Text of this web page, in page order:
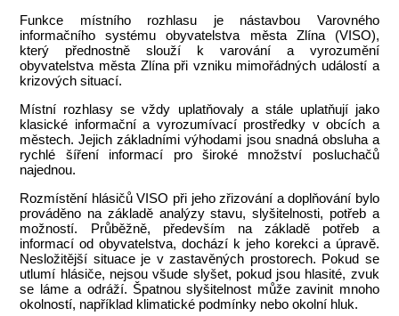
Funkce místního rozhlasu je nástavbou Varovného
informačního systému obyvatelstva města Zlína (VISO),
který přednostně slouží k varování a vyrozumění
obyvatelstva města Zlína při vzniku mimořádných událostí a
krizových situací.
Místní rozhlasy se vždy uplatňovaly a stále uplatňují jako
klasické informační a vyrozumívací prostředky v obcích a
městech. Jejich základními výhodami jsou snadná obsluha a
rychlé šíření informací pro široké množství posluchačů
najednou.
Rozmístění hlásičů VISO při jeho zřizování a doplňování bylo
prováděno na základě analýzy stavu, slyšitelnosti, potřeb a
možností. Průběžně, především na základě potřeb a
informací od obyvatelstva, dochází k jeho korekci a úpravě.
Nesložitější situace je v zastavěných prostorech. Pokud se
utlumí hlásiče, nejsou všude slyšet, pokud jsou hlasité, zvuk
se láme a odráží. Špatnou slyšitelnost může zavinit mnoho
okolností, například klimatické podmínky nebo okolní hluk.